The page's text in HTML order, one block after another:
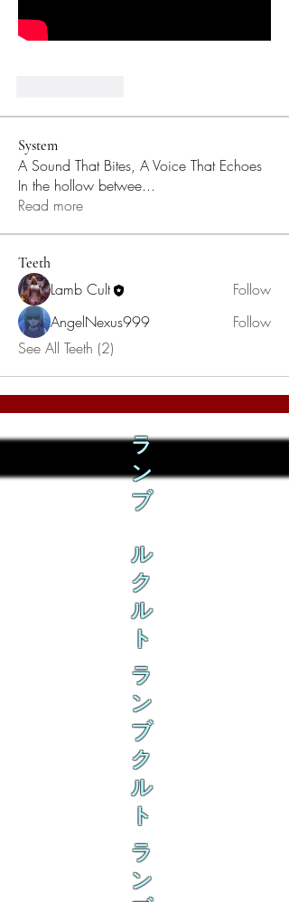
System
A Sound That Bites, A Voice That Echoes
In the hollow betwee...
Read more
Teeth
Lamb Cult
Follow
AngelNexus999
Follow
See All Teeth (2)
ラ
ン
ブ
ル
ク
ル
ト
ラ
ン
ブ
ク
ル
ト
ラ
ン